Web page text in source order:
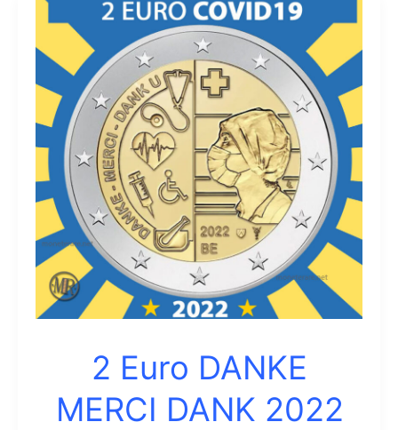
2021
Belgio
Regno
di
Carlo
2 Euro DANKE
MERCI DANK 2022